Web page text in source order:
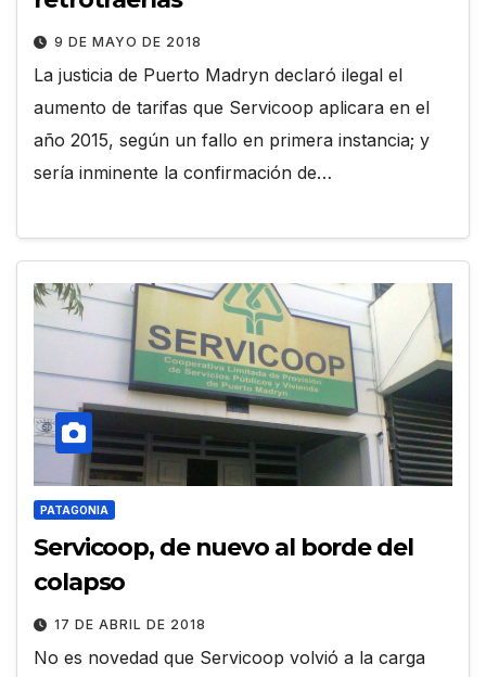
9 DE MAYO DE 2018
La justicia de Puerto Madryn declaró ilegal el
aumento de tarifas que Servicoop aplicara en el
año 2015, según un fallo en primera instancia; y
sería inminente la confirmación de…
PATAGONIA
Servicoop, de nuevo al borde del
colapso
17 DE ABRIL DE 2018
No es novedad que Servicoop volvió a la carga